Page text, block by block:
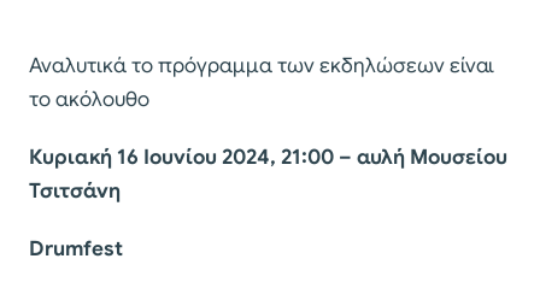
Αναλυτικά το πρόγραμμα των εκδηλώσεων είναι
το ακόλουθο
Κυριακή 16 Ιουνίου 2024, 21:00 – αυλή Μουσείου
Τσιτσάνη
Drumfest